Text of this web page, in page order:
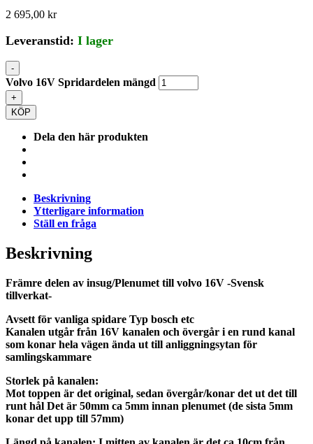
2 695,00 kr
Leveranstid: I lager
-
Volvo 16V Spridardelen mängd
+
KÖP
Dela den här produkten
Beskrivning
Ytterligare information
Ställ en fråga
Beskrivning
Främre delen av insug/Plenumet till volvo 16V -Svensk
tillverkat-
Avsett för vanliga spidare Typ bosch etc
Kanalen utgår från 16V kanalen och övergår i en rund kanal
som konar hela vägen ända ut till anliggningsytan för
samlingskammare
Storlek på kanalen:
Mot toppen är det original, sedan övergår/konar det ut det till
runt hål Det är 50mm ca 5mm innan plenumet (de sista 5mm
konar det upp till 57mm)